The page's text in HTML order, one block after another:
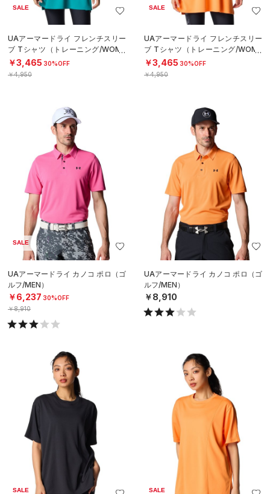
SALE
UAアーマードライ フレンチスリー
ブ Tシャツ（トレーニング/WOME
N）
￥3,465 30%OFF
￥4,950
SALE
UAアーマードライ フレンチスリー
ブ Tシャツ（トレーニング/WOME
N）
￥3,465 30%OFF
￥4,950
SALE
UAアーマードライ カノコ ポロ（ゴ
ルフ/MEN）
￥6,237 30%OFF
￥8,910
UAアーマードライ カノコ ポロ（ゴ
ルフ/MEN）
￥8,910
SALE SALE